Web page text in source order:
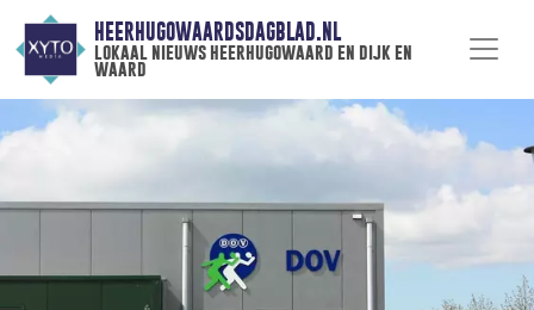
HEERHUGOWAARDSDAGBLAD.NL
lokaal nieuws heerhugowaard en dijk en
waard